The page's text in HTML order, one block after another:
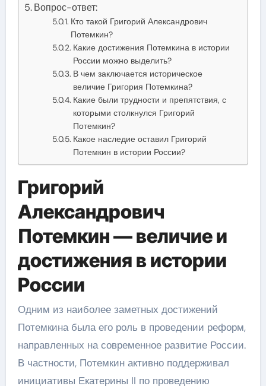
Вопрос-ответ:
Кто такой Григорий Александрович
Потемкин?
Какие достижения Потемкина в истории
России можно выделить?
В чем заключается историческое
величие Григория Потемкина?
Какие были трудности и препятствия, с
которыми столкнулся Григорий
Потемкин?
Какое наследие оставил Григорий
Потемкин в истории России?
Григорий
Александрович
Потемкин — величие и
достижения в истории
России
Одним из наиболее заметных достижений
Потемкина была его роль в проведении реформ,
направленных на современное развитие России.
В частности, Потемкин активно поддерживал
инициативы Екатерины II по проведению